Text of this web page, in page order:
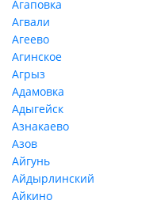
Агаповка
Агвали
Агеево
Агинское
Агрыз
Адамовка
Адыгейск
Азнакаево
Азов
Айгунь
Айдырлинский
Айкино